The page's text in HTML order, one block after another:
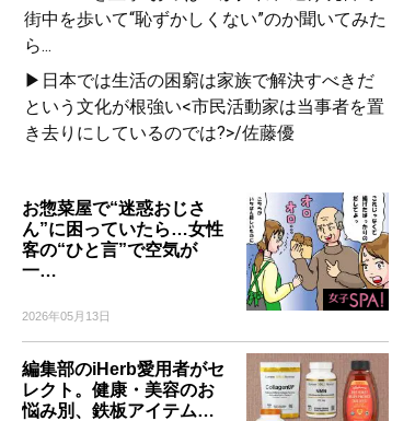
街中を歩いて“恥ずかしくない”のか聞いてみた
ら...
▶日本では生活の困窮は家族で解決すべきだ
という文化が根強い<市民活動家は当事者を置
き去りにしているのでは?>/佐藤優
お惣菜屋で“迷惑おじさ
ん”に困っていたら…女性
客の“ひと言”で空気が
一…
2026年05月13日
編集部のiHerb愛用者がセ
レクト。健康・美容のお
悩み別、鉄板アイテム…